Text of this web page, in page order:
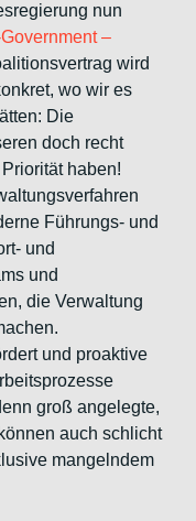
nun
–
wird
wo wir es
Die
doch recht
haben!
Führungs- und
und
und
die Verwaltung
und proaktive
groß angelegte,
auch schlicht
mangelndem